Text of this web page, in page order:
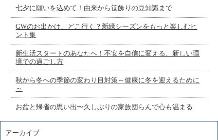
七夕に願いを込めて！由来から笹飾りの豆知識まで
GWのお出かけ、どこ行く？新緑シーズンをもっと楽しむヒ
ント集
新生活スタートのあなたへ！不安を自信に変える、新しい環
境での過ごし方
秋から冬への季節の変わり目対策～健康に冬を迎えるために
～
お盆と帰省の思い出〜久しぶりの家族団らんで心も温まる
アーカイブ